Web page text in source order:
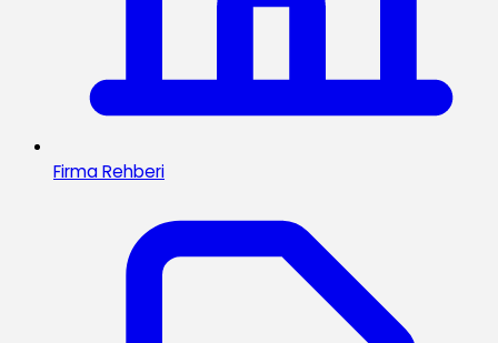
Firma Rehberi